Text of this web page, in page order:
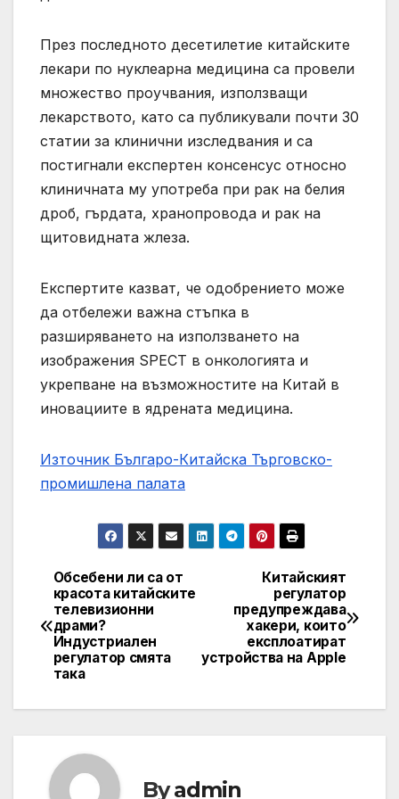
През последното десетилетие китайските
лекари по нуклеарна медицина са провели
множество проучвания, използващи
лекарството, като са публикували почти 30
статии за клинични изследвания и са
постигнали експертен консенсус относно
клиничната му употреба при рак на белия
дроб, гърдата, хранопровода и рак на
щитовидната жлеза.
Експертите казват, че одобрението може
да отбележи важна стъпка в
разширяването на използването на
изображения SPECT в онкологията и
укрепване на възможностите на Китай в
иновациите в ядрената медицина.
Източник Българо-Китайска Търговско-
промишлена палaта
Навигация
Китайският
регулатор
предупреждава
хакери, които
експлоатират
устройства на Apple
Обсебени ли са от
красота китайските
телевизионни
драми?
Индустриален
регулатор смята
така
Byadmin